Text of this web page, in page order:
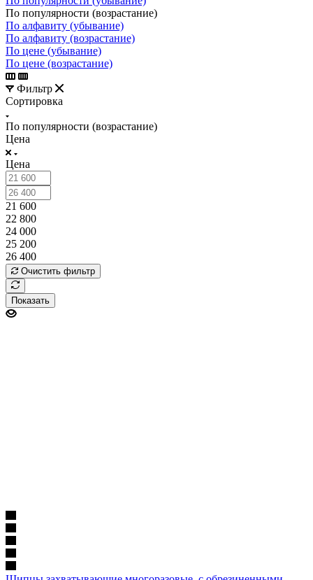
По популярности (возрастание)
По алфавиту (убывание)
По алфавиту (возрастание)
По цене (убывание)
По цене (возрастание)
Фильтр
Сортировка
По популярности (возрастание)
Цена
Цена
21 600
22 800
24 000
25 200
26 400
Очистить фильтр
Показать